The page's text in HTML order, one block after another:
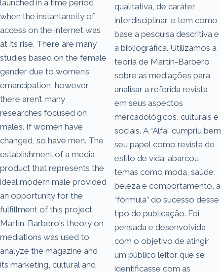
launched in a time period
when the instantaneity of
access on the internet was
at its rise. There are many
studies based on the female
gender due to women’s
emancipation, however,
there aren’t many
researches focused on
males. If women have
changed, so have men. The
establishment of a media
product that represents the
ideal modern male provided
an opportunity for the
fulfillment of this project.
Martin-Barbero's theory on
mediations was used to
analyze the magazine and
its marketing, cultural and
qualitativa, de caráter
interdisciplinar, e tem como
base a pesquisa descritiva e
a bibliográfica. Utilizamos a
teoria de Martín-Barbero
sobre as mediações para
analisar a referida revista
em seus aspectos
mercadológicos, culturais e
sociais. A “Alfa” cumpriu bem
seu papel como revista de
estilo de vida; abarcou
temas como moda, saúde,
beleza e comportamento, a
“fórmula” do sucesso desse
tipo de publicação. Foi
pensada e desenvolvida
com o objetivo de atingir
um público leitor que se
identificasse com as